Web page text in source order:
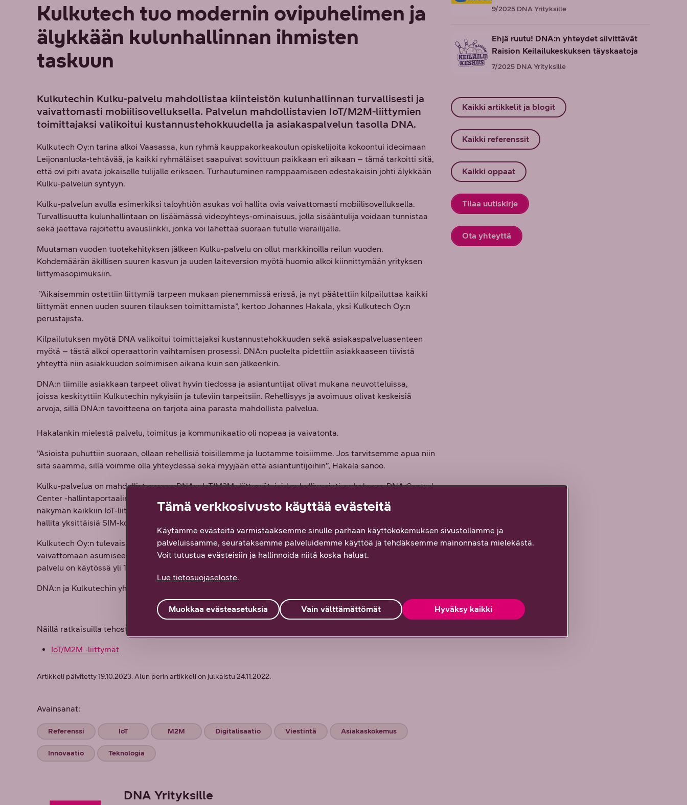
Kulkutech tuo modernin ovipuhelimen ja
älykkään kulunhallinnan ihmisten
taskuun
Kulkutechin Kulku-palvelu mahdollistaa kiinteistön kulunhallinnan turvallisesti ja
vaivattomasti mobiilisovelluksella. Palvelun mahdollistavien IoT/M2M-liittymien
toimittajaksi valikoitui kustannustehokkuudella ja asiakaspalvelun tasolla DNA.
Kulkutech Oy:n tarina alkoi Vaasassa, kun ryhmä kauppakorkeakoulun opiskelijoita kokoontui ideoimaan
Leijonanluola-tehtävää, ja kaikki ryhmäläiset saapuivat sovittuun paikkaan eri aikaan – tämä tarkoitti sitä,
että ovi piti avata jokaiselle tulijalle erikseen. Turhautuminen ramppaamiseen edestakaisin johti älykkään
Kulku-palvelun syntyyn.
Kulku-palvelun avulla esimerkiksi taloyhtiön asukas voi hallita ovia vaivattomasti mobiilisovelluksella.
Turvallisuutta kulunhallintaan on lisäämässä videoyhteys-ominaisuus, jolla sisääntulija voidaan tunnistaa
sekä jaettava rajoitettu avauslinkki, jonka voi lähettää suoraan tutulle vierailijalle.
Muutaman vuoden tuotekehityksen jälkeen Kulku-palvelu on ollut markkinoilla reilun vuoden.
Kohdemäärän äkillisen suuren kasvun ja uuden laiteversion myötä huomio alkoi kiinnittymään yrityksen
liittymäsopimuksiin.
”Aikaisemmin ostettiin liittymiä tarpeen mukaan pienemmissä erissä, ja nyt päätettiin kilpailuttaa kaikki
liittymät ennen uuden suuren tilauksen toimittamista”, kertoo Johannes Hakala, yksi Kulkutech Oy:n
perustajista.
Kilpailutuksen myötä DNA valikoitui toimittajaksi kustannustehokkuuden sekä asiakaspalveluasenteen
myötä – tästä alkoi operaattorin vaihtamisen prosessi. DNA:n puolelta pidettiin asiakkaaseen tiivistä
yhteyttä niin asiakkuuden solmimisen aikana kuin sen jälkeenkin.
DNA:n tiimille asiakkaan tarpeet olivat hyvin tiedossa ja asiantuntijat olivat mukana neuvotteluissa,
joissa keskityttiin Kulkutechin nykyisiin ja tuleviin tarpeitsiin. Rehellisyys ja avoimuus olivat keskeisiä
arvoja, sillä DNA:n tavoitteena on tarjota aina parasta mahdollista palvelua.
Hakalankin mielestä palvelu, toimitus ja kommunikaatio oli nopeaa ja vaivatonta.
”Asioista puhuttiin suoraan, ollaan rehellisiä toisillemme ja luotamme toisiimme. Jos tarvitsemme apua niin
sitä saamme, sillä voimme olla yhteydessä sekä myyjään että asiantuntijoihin”, Hakala sanoo.
Kulku-palvelua on mahdollistamassa DNA:n IoT/M2M -liittymät, joiden hallinnointi on helppoa DNA Control
Center -hallintaportaalin avulla, jonka käyttöön DNA tarjosi perusteellisen koulutuksen. Portaali tarjoaa
näkymän kaikkiin IoT-liittymiin ja mahdollistaa liittymien hallinnan. Kulkutech voi esimerkiksi seurata ja
hallita yksittäisiä SIM-kortteja reaaliajassa.
Kulkutech Oy:n tulevaisuuden tavoite on tarjota yhä useammalle henkilölle mahdollisuus turvalliseen ja
vaivattomaan asumiseen sekä organisaatioille helpotusta ja turvaa kulunhallintaan. Tällä hetkellä Kulku-
palvelu on käytössä yli 150 kiinteistössä ympäri Suomea.
DNA:n ja Kulkutechin yhteistyö kukoistaa – kulkeminen yhdessä kohti menestystä on alkanut!
Näillä ratkaisuilla tehostimme asiakkaamme liiketoimintaa:
IoT/M2M -liittymät
Artikkeli päivitetty 19.10.2023. Alun perin artikkeli on julkaistu 24.11.2022.
Avainsanat:
Referenssi IoT M2M Digitalisaatio Viestintä Asiakaskokemus
Innovaatio Teknologia
DNA Yrityksille
9/2025 DNA Yrityksille
Ehjä ruutu! DNA:n yhteydet siivittävät
Raision Keilailukeskuksen täyskaatoja
7/2025 DNA Yrityksille
Kaikki artikkelit ja blogit
Kaikki referenssit
Kaikki oppaat
Tilaa uutiskirje
Ota yhteyttä
Tämä verkkosivusto käyttää evästeitä
Käytämme evästeitä varmistaaksemme sinulle parhaan käyttökokemuksen sivustollamme ja
palveluissamme, seurataksemme palveluidemme käyttöä ja tehdäksemme mainonnasta mielekästä.
Voit tutustua evästeisiin ja hallinnoida niitä koska haluat.
Lue tietosuojaseloste.
Vain välttämättömät Hyväksy kaikki
Muokkaa evästeasetuksia